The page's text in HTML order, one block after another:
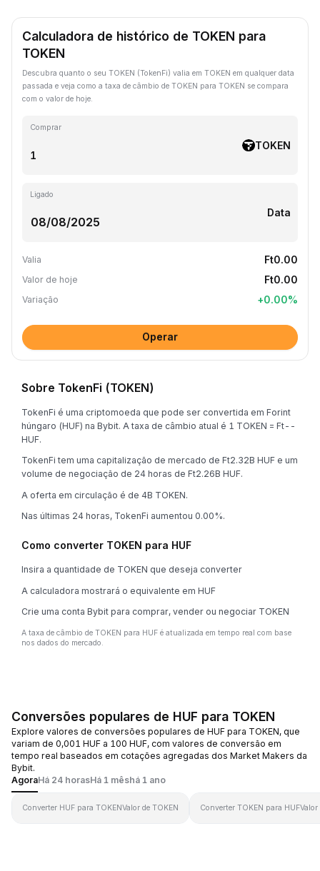
Calculadora de histórico de TOKEN para
TOKEN
Descubra quanto o seu TOKEN (TokenFi) valia em TOKEN em qualquer data
passada e veja como a taxa de câmbio de TOKEN para TOKEN se compara
com o valor de hoje.
Comprar
TOKEN
Ligado
Data
Valia Ft0.00
Valor de hoje Ft0.00
Variação +0.00%
Operar
Sobre TokenFi (TOKEN)
TokenFi é uma criptomoeda que pode ser convertida em Forint
húngaro (HUF) na Bybit. A taxa de câmbio atual é 1 TOKEN = Ft--
HUF.
TokenFi tem uma capitalização de mercado de Ft2.32B HUF e um
volume de negociação de 24 horas de Ft2.26B HUF.
A oferta em circulação é de 4B TOKEN.
Nas últimas 24 horas, TokenFi aumentou 0.00%.
Como converter TOKEN para HUF
Insira a quantidade de TOKEN que deseja converter
A calculadora mostrará o equivalente em HUF
Crie uma conta Bybit para comprar, vender ou negociar TOKEN
A taxa de câmbio de TOKEN para HUF é atualizada em tempo real com base
nos dados do mercado.
Conversões populares de HUF para TOKEN
Explore valores de conversões populares de HUF para TOKEN, que
variam de 0,001 HUF a 100 HUF, com valores de conversão em
tempo real baseados em cotações agregadas dos Market Makers da
Bybit.
AgoraHá 24 horasHá 1 mêshá 1 ano
Converter HUF para TOKENValor de TOKEN Converter TOKEN para HUFValor